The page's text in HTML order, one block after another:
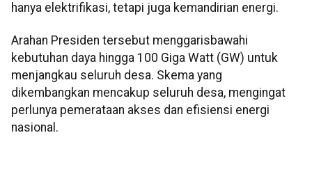
hanya elektrifikasi, tetapi juga kemandirian energi.
Arahan Presiden tersebut menggarisbawahi
kebutuhan daya hingga 100 Giga Watt (GW) untuk
menjangkau seluruh desa. Skema yang
dikembangkan mencakup seluruh desa, mengingat
perlunya pemerataan akses dan efisiensi energi
nasional.